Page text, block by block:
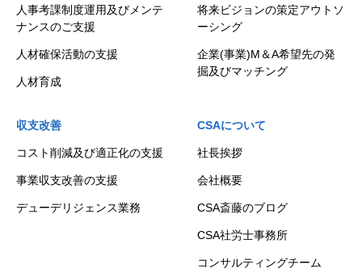
人事考課制度運用及びメンテ
ナンスのご支援
人材確保活動の支援
人材育成
将来ビジョンの策定アウトソ
ーシング
企業(事業)M＆A希望先の発
掘及びマッチング
収支改善
コスト削減及び適正化の支援
事業収支改善の支援
デューデリジェンス業務
CSAについて
社長挨拶
会社概要
CSA斎藤のブログ
CSA社労士事務所
コンサルティングチーム